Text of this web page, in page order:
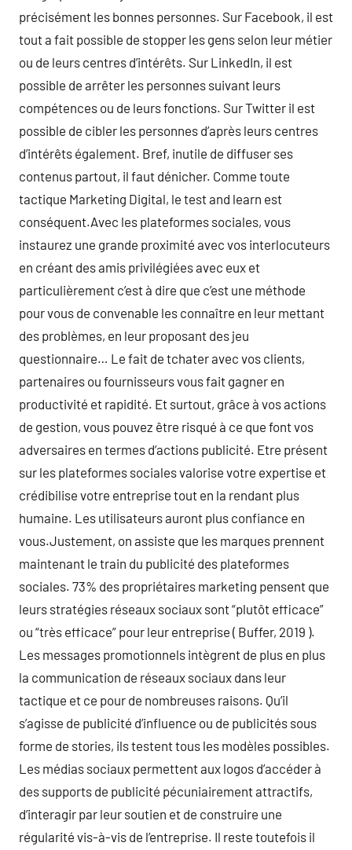
précisément les bonnes personnes. Sur Facebook, il est
tout a fait possible de stopper les gens selon leur métier
ou de leurs centres d’intérêts. Sur LinkedIn, il est
possible de arrêter les personnes suivant leurs
compétences ou de leurs fonctions. Sur Twitter il est
possible de cibler les personnes d’après leurs centres
d’intérêts également. Bref, inutile de diffuser ses
contenus partout, il faut dénicher. Comme toute
tactique Marketing Digital, le test and learn est
conséquent.Avec les plateformes sociales, vous
instaurez une grande proximité avec vos interlocuteurs
en créant des amis privilégiées avec eux et
particulièrement c’est à dire que c’est une méthode
pour vous de convenable les connaître en leur mettant
des problèmes, en leur proposant des jeu
questionnaire… Le fait de tchater avec vos clients,
partenaires ou fournisseurs vous fait gagner en
productivité et rapidité. Et surtout, grâce à vos actions
de gestion, vous pouvez être risqué à ce que font vos
adversaires en termes d’actions publicité. Etre présent
sur les plateformes sociales valorise votre expertise et
crédibilise votre entreprise tout en la rendant plus
humaine. Les utilisateurs auront plus confiance en
vous.Justement, on assiste que les marques prennent
maintenant le train du publicité des plateformes
sociales. 73% des propriétaires marketing pensent que
leurs stratégies réseaux sociaux sont “plutôt efficace”
ou “très efficace” pour leur entreprise ( Buffer, 2019 ).
Les messages promotionnels intègrent de plus en plus
la communication de réseaux sociaux dans leur
tactique et ce pour de nombreuses raisons. Qu’il
s’agisse de publicité d’influence ou de publicités sous
forme de stories, ils testent tous les modèles possibles.
Les médias sociaux permettent aux logos d’accéder à
des supports de publicité pécuniairement attractifs,
d’interagir par leur soutien et de construire une
régularité vis-à-vis de l’entreprise. Il reste toutefois il